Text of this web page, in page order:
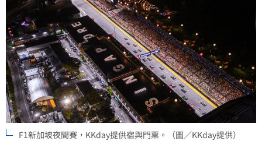
F1新加坡夜間賽，KKday提供宿與門票。（圖／KKday提供）